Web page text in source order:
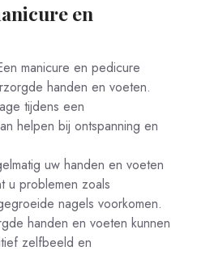
en
manicure en pedicure
handen en voeten.
tijdens een
helpen bij ontspanning en
uw handen en voeten
u problemen zoals
nagels voorkomen.
handen en voeten kunnen
zelfbeeld en